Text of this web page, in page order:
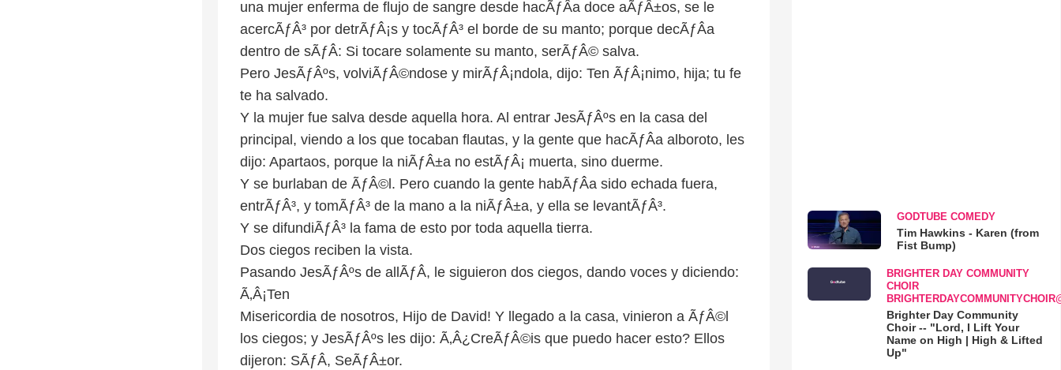
una mujer enferma de flujo de sangre desde hacÃƒÂ­a doce aÃƒÂ±os, se le
acercÃƒÂ³ por detrÃƒÂ¡s y tocÃƒÂ³ el borde de su manto; porque decÃƒÂ­a
dentro de sÃƒÂ­: Si tocare solamente su manto, serÃƒÂ© salva.
Pero JesÃƒÂºs, volviÃƒÂ©ndose y mirÃƒÂ¡ndola, dijo: Ten ÃƒÂ¡nimo, hija; tu fe
te ha salvado.
Y la mujer fue salva desde aquella hora. Al entrar JesÃƒÂºs en la casa del
principal, viendo a los que tocaban flautas, y la gente que hacÃƒÂ­a alboroto, les
dijo: Apartaos, porque la niÃƒÂ±a no estÃƒÂ¡ muerta, sino duerme.
Y se burlaban de ÃƒÂ©l. Pero cuando la gente habÃƒÂ­a sido echada fuera,
entrÃƒÂ³, y tomÃƒÂ³ de la mano a la niÃƒÂ±a, y ella se levantÃƒÂ³.
Y se difundiÃƒÂ³ la fama de esto por toda aquella tierra.
Dos ciegos reciben la vista.
Pasando JesÃƒÂºs de allÃƒÂ­, le siguieron dos ciegos, dando voces y diciendo:
Ã‚Â¡Ten
Misericordia de nosotros, Hijo de David! Y llegado a la casa, vinieron a ÃƒÂ©l
los ciegos; y JesÃƒÂºs les dijo: Ã‚Â¿CreÃƒÂ©is que puedo hacer esto? Ellos
dijeron: SÃƒÂ­, SeÃƒÂ±or.
GODTUBE COMEDY
Tim Hawkins - Karen (from
Fist Bump)
BRIGHTER DAY COMMUNITY
CHOIR
Brighter Day Community
Choir -- "Lord, I Lift Your
Name on High | High & Lifted
Up"